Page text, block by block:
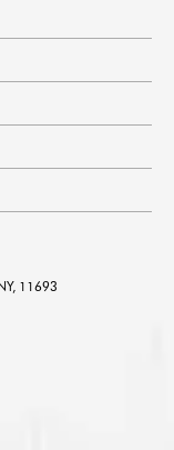
11693